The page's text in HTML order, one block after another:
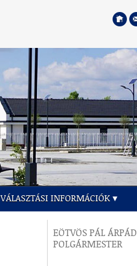
VÁLASZTÁSI INFORMÁCIÓK
EÖTVÖS PÁL ÁRPÁD
POLGÁRMESTER